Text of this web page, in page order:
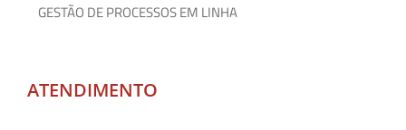
GESTÃO DE PROCESSOS EM LINHA
ATENDIMENTO